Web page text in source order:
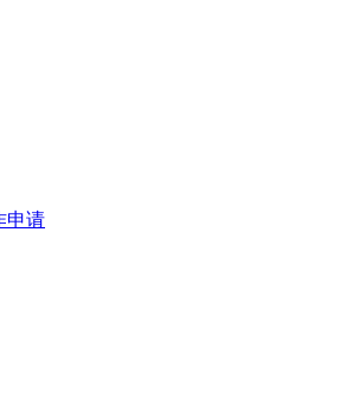
申请